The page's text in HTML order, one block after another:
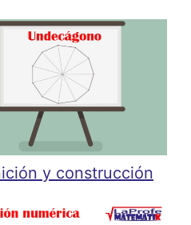
y construcción